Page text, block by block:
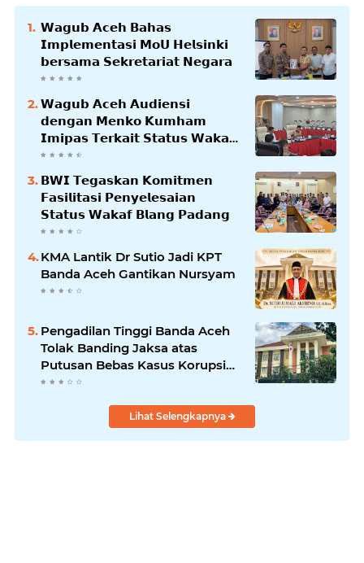
𝗪𝗮𝗴𝘂𝗯 𝗔𝗰𝗲𝗵 𝗕𝗮𝗵𝗮𝘀
𝗜𝗺𝗽𝗹𝗲𝗺𝗲𝗻𝘁𝗮𝘀𝗶 𝗠𝗼𝗨 𝗛𝗲𝗹𝘀𝗶𝗻𝗸𝗶
𝗯𝗲𝗿𝘀𝗮𝗺𝗮 𝗦𝗲𝗸𝗿𝗲𝘁𝗮𝗿𝗶𝗮𝘁 𝗡𝗲𝗴𝗮𝗿𝗮
𝗪𝗮𝗴𝘂𝗯 𝗔𝗰𝗲𝗵 𝗔𝘂𝗱𝗶𝗲𝗻𝘀𝗶
𝗱𝗲𝗻𝗴𝗮𝗻 𝗠𝗲𝗻𝗸𝗼 𝗞𝘂𝗺𝗵𝗮𝗺
𝗜𝗺𝗶𝗽𝗮𝘀 𝗧𝗲𝗿𝗸𝗮𝗶𝘁 𝗦𝘁𝗮𝘁𝘂𝘀 𝗪𝗮𝗸𝗮𝗳
𝗕𝗹𝗮𝗻𝗴𝗽𝗮𝗱𝗮𝗻𝗴
𝗕𝗪𝗜 𝗧𝗲𝗴𝗮𝘀𝗸𝗮𝗻 𝗞𝗼𝗺𝗶𝘁𝗺𝗲𝗻
𝗙𝗮𝘀𝗶𝗹𝗶𝘁𝗮𝘀𝗶 𝗣𝗲𝗻𝘆𝗲𝗹𝗲𝘀𝗮𝗶𝗮𝗻
𝗦𝘁𝗮𝘁𝘂𝘀 𝗪𝗮𝗸𝗮𝗳 𝗕𝗹𝗮𝗻𝗴 𝗣𝗮𝗱𝗮𝗻𝗴
KMA Lantik Dr Sutio Jadi KPT
Banda Aceh Gantikan Nursyam
Pengadilan Tinggi Banda Aceh
Tolak Banding Jaksa atas
Putusan Bebas Kasus Korupsi
Wastafel
Lihat Selengkapnya